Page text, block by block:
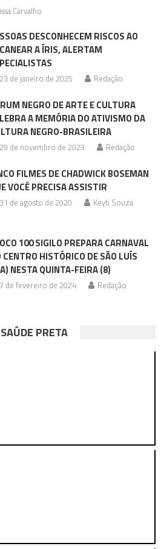
Carvalho
DESCONHECEM RISCOS AO
A ÍRIS, ALERTAM
23 de janeiro de 2025 Redação
NEGRO DE ARTE E CULTURA
A MEMÓRIA DO ATIVISMO DA
NEGRO-BRASILEIRA
29 de novembro de 2023 Redação
FILMES DE CHADWICK BOSEMAN
VOCÊ PRECISA ASSISTIR
31 de agosto de 2020 Keyti Souza
100 SIGILO PREPARA CARNAVAL
CENTRO HISTÓRICO DE SÃO LUÍS
NESTA QUINTA-FEIRA (8)
7 de fevereiro de 2024 Redação
PRETA